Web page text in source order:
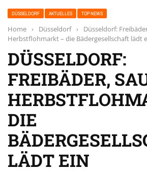
DÜSSELDORF AKTUELLES TOP NEWS
Home › Düsseldorf ›
Düsseldorf:
Herbstflohmarkt – die Bädergesellschaft lädt
DÜSSELDORF:
FREIBÄDER,
DIE
LÄDT EIN